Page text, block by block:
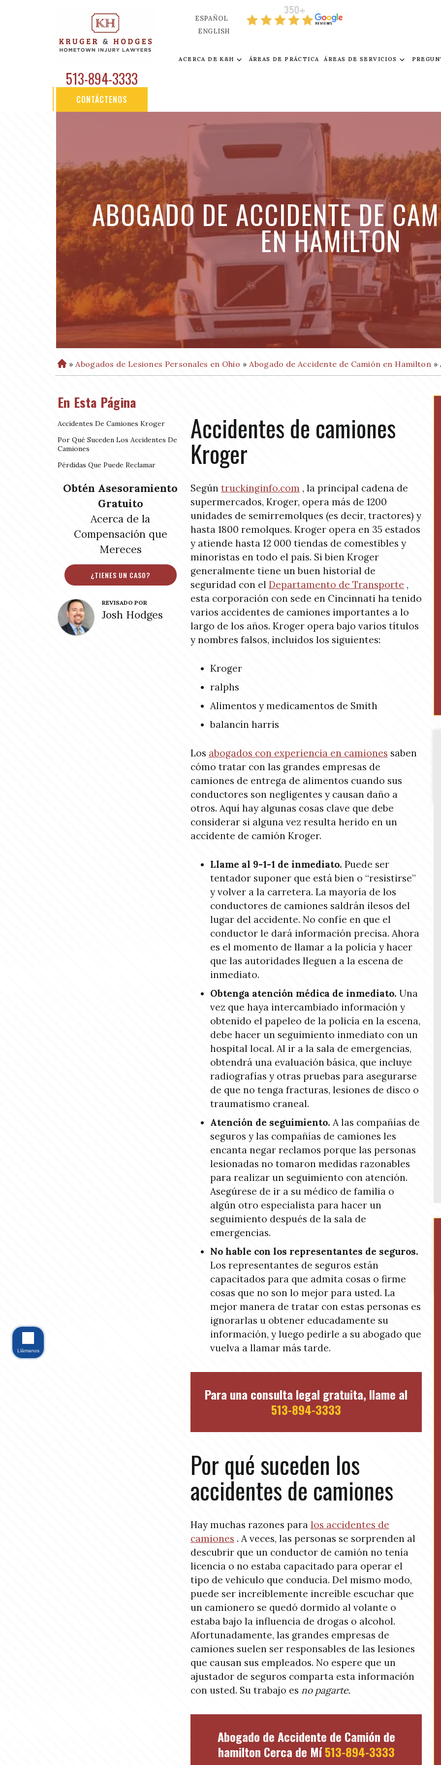
ESPAÑOL
ENGLISH
ACERCA DE K&H ÁREAS DE PRÁCTICA ÁREAS DE SERVICIOS
513-894-3333
CONTÁCTENOS
ABOGADO DE ACCIDENTE DE
EN HAMILTON
H
o
e
» Abogados de Lesiones Personales en Ohio » Abogado de Accidente de Camión en Hamilton »
En Esta Página
Accidentes De Camiones Kroger
Por Qué Suceden Los Accidentes De
Camiones
Pérdidas Que Puede Reclamar
Obtén Asesoramiento
Gratuito
Acerca de la
Compensación que
Mereces
¿TIENES UN CASO?
REVISADO POR
Josh Hodges
Accidentes de camiones
Kroger
Según truckinginfo.com , la principal cadena de
supermercados, Kroger, opera más de 1200
unidades de semirremolques (es decir, tractores) y
hasta 1800 remolques. Kroger opera en 35 estados
y atiende hasta 12 000 tiendas de comestibles y
minoristas en todo el país. Si bien Kroger
generalmente tiene un buen historial de
seguridad con el Departamento de Transporte ,
esta corporación con sede en Cincinnati ha tenido
varios accidentes de camiones importantes a lo
largo de los años. Kroger opera bajo varios títulos
y nombres falsos, incluidos los siguientes:
Kroger
ralphs
Alimentos y medicamentos de Smith
balancín harris
Los abogados con experiencia en camiones saben
cómo tratar con las grandes empresas de
camiones de entrega de alimentos cuando sus
conductores son negligentes y causan daño a
otros. Aquí hay algunas cosas clave que debe
considerar si alguna vez resulta herido en un
accidente de camión Kroger.
Llame al 9-1-1 de inmediato. Puede ser
tentador suponer que está bien o “resistirse”
y volver a la carretera. La mayoría de los
conductores de camiones saldrán ilesos del
lugar del accidente. No confíe en que el
conductor le dará información precisa. Ahora
es el momento de llamar a la policía y hacer
que las autoridades lleguen a la escena de
inmediato.
Obtenga atención médica de inmediato. Una
vez que haya intercambiado información y
obtenido el papeleo de la policía en la escena,
debe hacer un seguimiento inmediato con un
hospital local. Al ir a la sala de emergencias,
obtendrá una evaluación básica, que incluye
radiografías y otras pruebas para asegurarse
de que no tenga fracturas, lesiones de disco o
traumatismo craneal.
Atención de seguimiento. A las compañías de
seguros y las compañías de camiones les
encanta negar reclamos porque las personas
lesionadas no tomaron medidas razonables
para realizar un seguimiento con atención.
Asegúrese de ir a su médico de familia o
algún otro especialista para hacer un
seguimiento después de la sala de
emergencias.
No hable con los representantes de seguros.
Los representantes de seguros están
capacitados para que admita cosas o firme
cosas que no son lo mejor para usted. La
mejor manera de tratar con estas personas es
ignorarlas u obtener educadamente su
información, y luego pedirle a su abogado que
vuelva a llamar más tarde.
Para una consulta legal gratuita, llame al
513-894-3333
Por qué suceden los
accidentes de camiones
Hay muchas razones para los accidentes de
camiones . A veces, las personas se sorprenden al
descubrir que un conductor de camión no tenía
licencia o no estaba capacitado para operar el
tipo de vehículo que conducía. Del mismo modo,
puede ser increíblemente increíble escuchar que
un camionero se quedó dormido al volante o
estaba bajo la influencia de drogas o alcohol.
Afortunadamente, las grandes empresas de
camiones suelen ser responsables de las lesiones
que causan sus empleados. No espere que un
ajustador de seguros comparta esta información
con usted. Su trabajo es no pagarte.
Abogado de Accidente de Camión de
hamilton Cerca de Mí513-894-3333
Llámanos